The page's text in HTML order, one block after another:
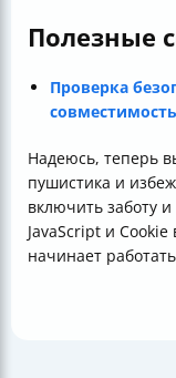
Полезные
Проверка
Надеюсь, теперь
пушистика и
включить заботу
JavaScript и
начинает